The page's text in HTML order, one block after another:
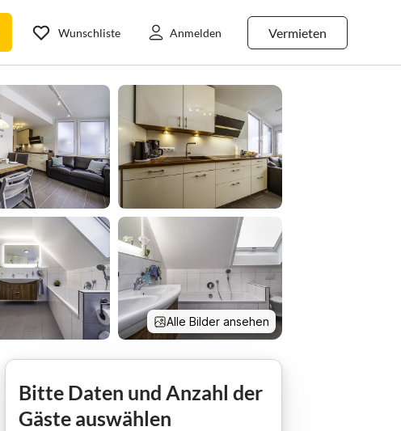
Vermieten
Wunschliste Anmelden
Alle Bilder ansehen
Bitte Daten und Anzahl der
Gäste auswählen